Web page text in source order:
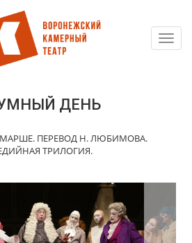
ДЕНЬ
ПЕРЕВОД Н. ЛЮБИМОВА.
ТРИЛОГИЯ.